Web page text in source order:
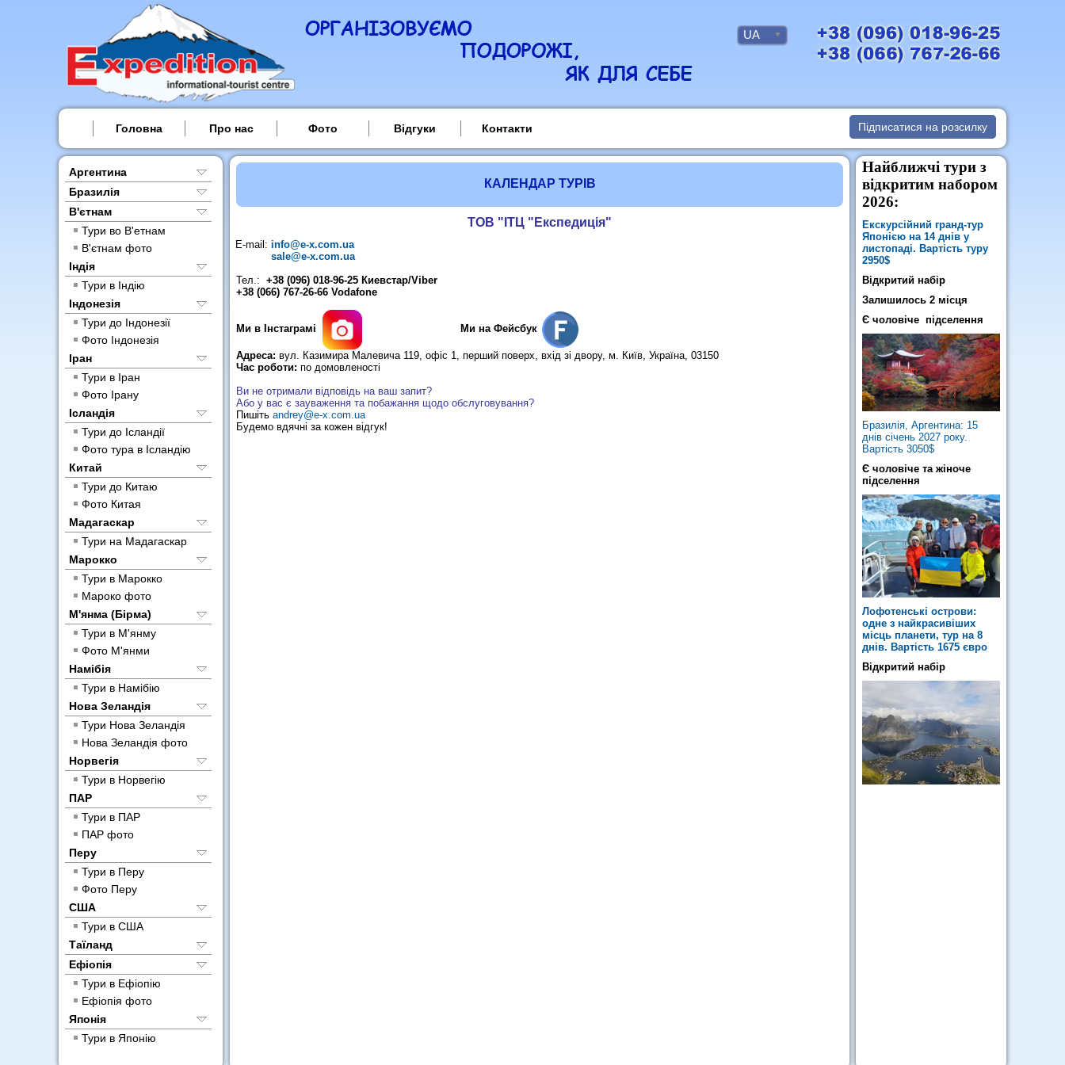
UA
Головна Про нас Фото Відгуки Контакти Підписатися на розсилку
Аргентина
Бразилія
В'єтнам
Тури во В'етнам
В'єтнам фото
Індія
Тури в Індію
Індонезія
Тури до Індонезії
Фото Індонезія
Іран
Тури в Іран
Фото Ірану
Ісландія
Тури до Ісландії
Фото тура в Ісландію
Китай
Тури до Китаю
Фото Китая
Мадагаскар
Тури на Мадагаскар
Марокко
Тури в Марокко
Мароко фото
М'янма (Бірма)
Тури в М'янму
Фото М'янми
Намібія
Тури в Намібію
Нова Зеландія
Тури Нова Зеландія
Нова Зеландія фото
Норвегія
Тури в Норвегію
ПАР
Тури в ПАР
ПАР фото
Перу
Тури в Перу
Фото Перу
США
Тури в США
Таїланд
Ефіопія
Тури в Ефіопію
Ефіопія фото
Японія
Тури в Японію
КАЛЕНДАР ТУРІВ
ТОВ "ІТЦ "Експедиція"
E-mail: info@e-x.com.ua
sale@e-x.com.ua
Тел.: +38 (096) 018-96-25 Киевстар/Viber
+38 (066) 767-26-66 Vodafone
Ми в Інстаграмі Ми на Фейсбук
Адреса: вул. Казимира Малевича 119, офіс 1, перший поверх, вхід зі двору, м. Київ, Україна, 03150
Час роботи: по домовленості
Ви не отримали відповідь на ваш запит?
Або у вас є зауваження та побажання щодо обслуговування?
Пишіть andrey@e-x.com.ua
Будемо вдячні за кожен відгук!
Найближчі тури з
відкритим набором
2026:
Екскурсійний гранд-тур
Японією на 14 днів у
листопаді. Вартість туру
2950$
Відкритий набір
Залишилось 2 місця
Є чоловіче підселення
Бразилія, Аргентина: 15
днів січень 2027 року.
Вартість 3050$
Є чоловіче та жіноче
підселення
Лофотенські острови:
одне з найкрасивіших
місць планети, тур на 8
днів. Вартість 1675 євро
Відкритий набір